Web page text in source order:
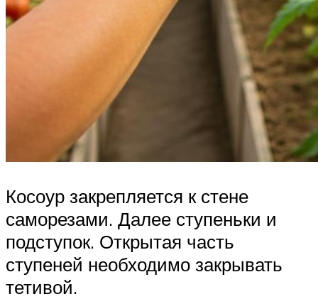
Косоур закрепляется к стене
саморезами. Далее ступеньки и
подступок. Открытая часть
ступеней необходимо закрывать
тетивой.